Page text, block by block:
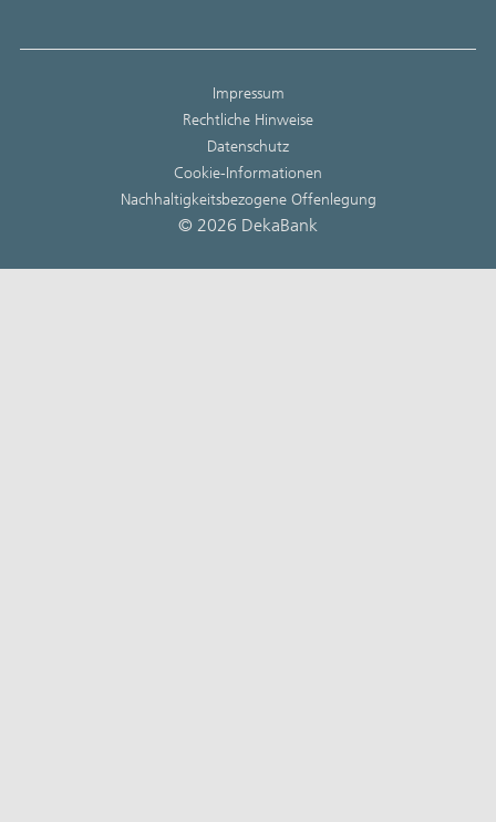
Impressum
Rechtliche Hinweise
Datenschutz
Cookie-Informationen
Nachhaltigkeitsbezogene Offenlegung
© 2026 DekaBank